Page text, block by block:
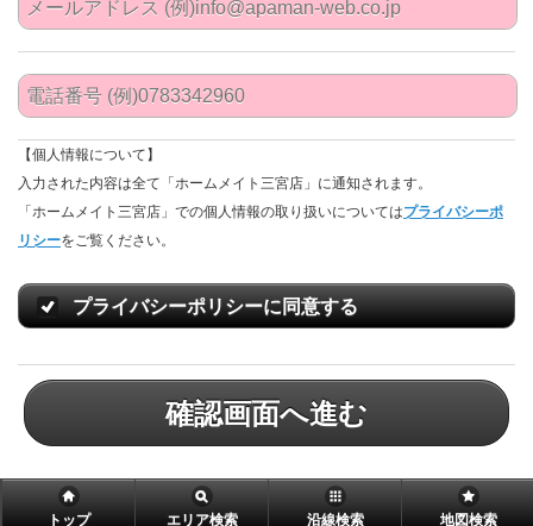
【個人情報について】
入力された内容は全て「ホームメイト三宮店」に通知されます。
「ホームメイト三宮店」での個人情報の取り扱いについてはプライバシーポ
リシーをご覧ください。
プライバシーポリシーに同意する
確認画面へ進む
トップ エリア検索 沿線検索 地図検索